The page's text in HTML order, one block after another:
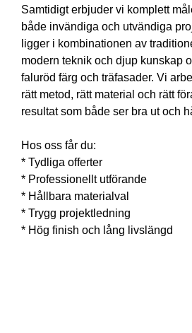
Samtidigt erbjuder vi komplett
både invändiga och utvändiga
ligger i kombinationen av
modern teknik och djup kunskap
faluröd färg och träfasader. Vi
rätt metod, rätt material och rätt
resultat som både ser bra ut och
Hos oss får du:
* Tydliga offerter
* Professionellt utförande
* Hållbara materialval
* Trygg projektledning
* Hög finish och lång livslängd